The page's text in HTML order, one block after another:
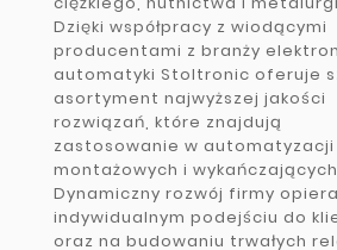
Dzięki współpracy z wiodącymi
producentami z branży
automatyki Stoltronic oferuje
asortyment najwyższej jakości
rozwiązań, które znajdują
zastosowanie w automatyzacji
montażowych i
Dynamiczny rozwój firmy
indywidualnym podejściu do
oraz na budowaniu trwałych